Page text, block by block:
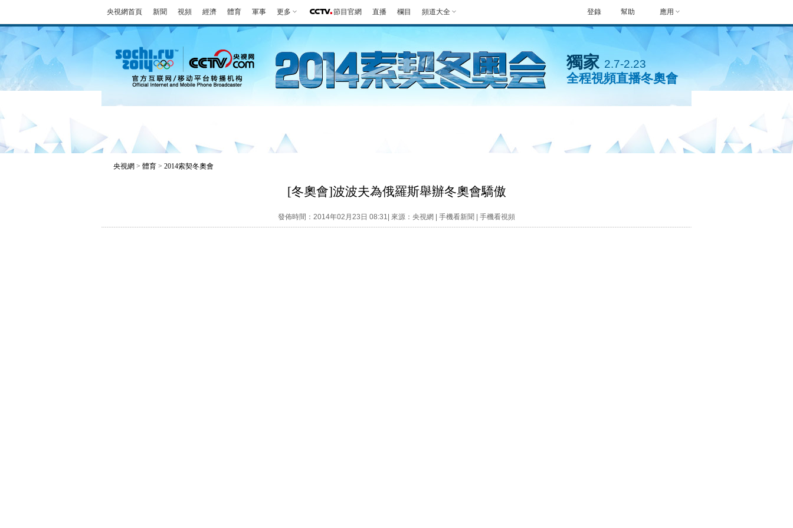
央視網首頁 新聞 視頻 經濟 體育 軍事 更多 節目官網 直播 欄目 頻道大全 幫助 應用
登錄
獨家 2.7-2.23
全程視頻直播冬奧會
央視網 > 體育 > 2014索契冬奧會
[冬奧會]波波夫為俄羅斯舉辦冬奧會驕傲
發佈時間：2014年02月23日 08:31| 來源：央視網 | 手機看新聞 手機看視頻